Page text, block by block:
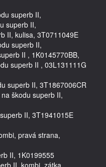
superb II,
superb II,
II, kulisa, 3T0711049E
superb II,
II , 1K0145770BB,
superb II , 03L131111G
superb II, 3T1867006CR
škodu superb II,
II, 3T1941015E
pravá strana,
II, 1K0199555
II, kombi, zátka